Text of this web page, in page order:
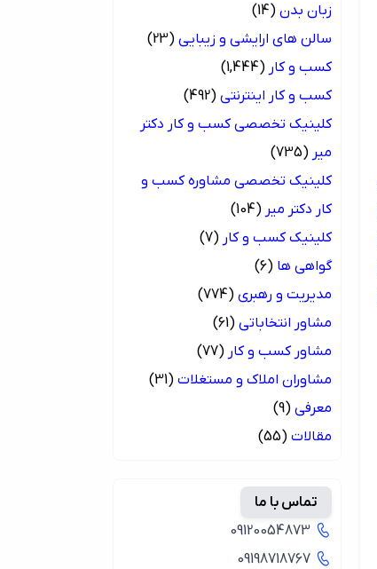
زبان بدن (14)
سالن های ارایشی و زیبایی (23)
کسب و کار (1,444)
کسب و کار اینترنتی (492)
کلینیک تخصصی کسب و کار دکتر
میر (735)
کلینیک تخصصی مشاوره کسب و
کار دکتر میر (104)
کلینیک کسب و کار (7)
گواهی ها (6)
مدیریت و رهبری (774)
مشاور انتخاباتی (61)
مشاور کسب و کار (77)
مشاوران املاک و مستغلات (31)
معرفی (9)
مقالات (55)
تماس با ما
09120054873
09198718767